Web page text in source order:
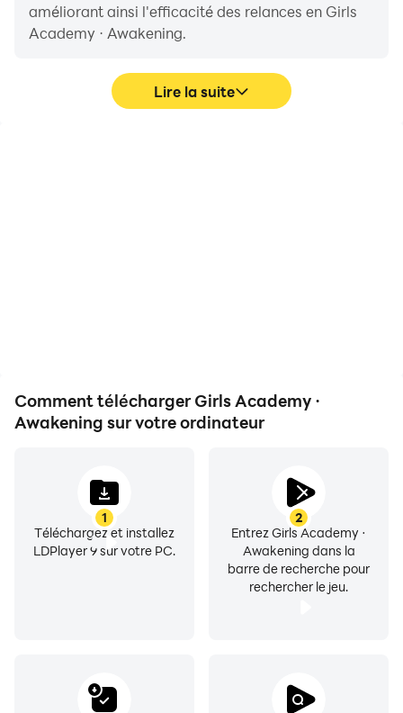
améliorant ainsi l'efficacité des relances en Girls
Academy · Awakening.
Lire la suite
Comment télécharger Girls Academy ·
Awakening sur votre ordinateur
1
Téléchargez et installez
LDPlayer 9 sur votre PC.
2
Entrez Girls Academy ·
Awakening dans la
barre de recherche pour
rechercher le jeu.